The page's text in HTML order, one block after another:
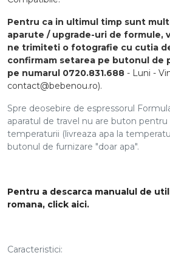
Pentru ca in ultimul timp sunt
aparute / upgrade-uri de formule,
ne trimiteti o fotografie cu cutia
confirmam setarea pe butonul de
pe numarul 0720.831.688 - Luni -
contact@bebenou.ro).
Spre deosebire de espressorul
aparatul de travel nu are buton pentru
temperaturii (livreaza apa la
butonul de furnizare "doar apa".
Pentru a descarca manualul de
romana, click aici.
Caracteristici: